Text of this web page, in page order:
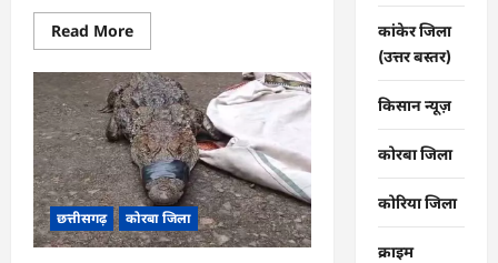
Read MoreRead
more
CG
:
दुर्ग
पुलिस
का
नशे
के
खिलाफ
अभियान
जारी,
महिला
तस्कर
छत्तीसगढ़ कोरबा जिला
कांकेर जिला
(उत्तर बस्तर)
किसान न्यूज़
कोरबा जिला
कोरिया जिला
क्राइम